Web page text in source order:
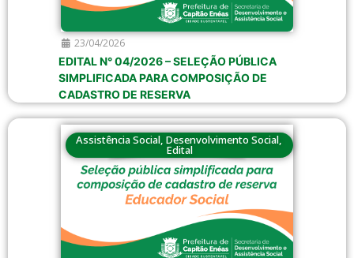
23/04/2026
EDITAL N° 04/2026 – SELEÇÃO PÚBLICA
SIMPLIFICADA PARA COMPOSIÇÃO DE
CADASTRO DE RESERVA
Assistência Social,Desenvolvimento Social,
Edital